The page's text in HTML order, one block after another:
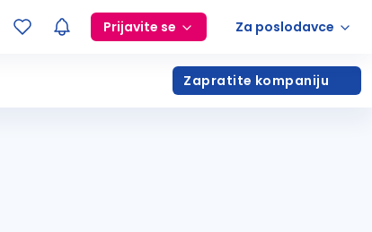
Prijavite se Za poslodavce
Zapratite kompaniju